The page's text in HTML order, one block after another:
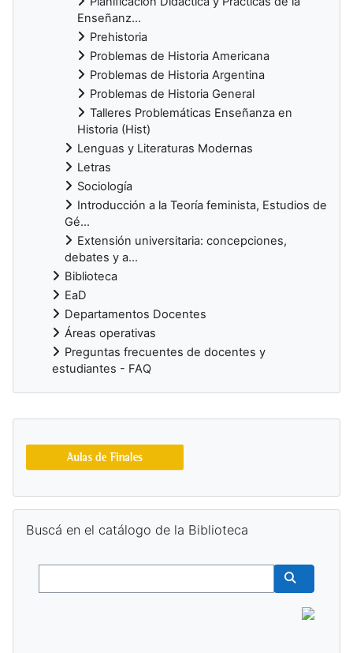
Enseñanz...
Prehistoria
Problemas de Historia Americana
Problemas de Historia Argentina
Problemas de Historia General
Talleres Problemáticas Enseñanza en
Historia (Hist)
Lenguas y Literaturas Modernas
Letras
Sociología
Introducción a la Teoría feminista, Estudios de
Gé...
Extensión universitaria: concepciones,
debates y a...
Biblioteca
EaD
Departamentos Docentes
Áreas operativas
Preguntas frecuentes de docentes y
estudiantes - FAQ
Blocs supplémentaires
Buscá en el catálogo de la Biblioteca
Buscar